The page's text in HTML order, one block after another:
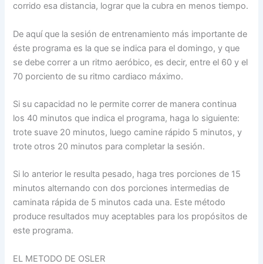
corrido esa distancia, lograr que la cubra en menos tiempo.
De aquí que la sesión de entrenamiento más importante de
éste programa es la que se indica para el domingo, y que
se debe correr a un ritmo aeróbico, es decir, entre el 60 y el
70 porciento de su ritmo cardiaco máximo.
Si su capacidad no le permite correr de manera continua
los 40 minutos que indica el programa, haga lo siguiente:
trote suave 20 minutos, luego camine rápido 5 minutos, y
trote otros 20 minutos para completar la sesión.
Si lo anterior le resulta pesado, haga tres porciones de 15
minutos alternando con dos porciones intermedias de
caminata rápida de 5 minutos cada una. Este método
produce resultados muy aceptables para los propósitos de
este programa.
EL METODO DE OSLER